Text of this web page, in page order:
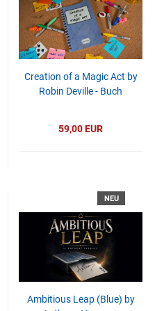
Creation of a Magic Act by
Robin Deville - Buch
59,00 EUR
NEU
Ambitious Leap (Blue) by